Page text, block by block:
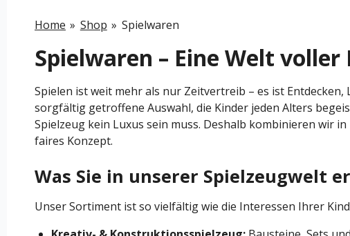
Home » Shop » Spielwaren
Spielwaren – Eine Welt
Spielen ist weit mehr als nur Zeitvertreib – es ist
sorgfältig getroffene Auswahl, die Kinder jeden Alters
Spielzeug kein Luxus sein muss. Deshalb kombinieren wir
faires Konzept.
Was Sie in unserer Spielzeugwelt
Unser Sortiment ist so vielfältig wie die Interessen Ihrer